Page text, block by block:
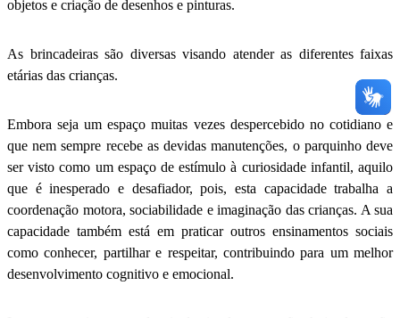
objetos e criação de desenhos e pinturas.
As brincadeiras são diversas visando atender as diferentes faixas
etárias das crianças.
Embora seja um espaço muitas vezes despercebido no cotidiano e
que nem sempre recebe as devidas manutenções, o parquinho deve
ser visto como um espaço de estímulo à curiosidade infantil, aquilo
que é inesperado e desafiador, pois, esta capacidade trabalha a
coordenação motora, sociabilidade e imaginação das crianças. A sua
capacidade também está em praticar outros ensinamentos sociais
como conhecer, partilhar e respeitar, contribuindo para um melhor
desenvolvimento cognitivo e emocional.